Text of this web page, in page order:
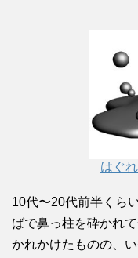
はぐ
10代〜20代前半くら
ばで鼻っ柱を砕かれ
かれかけたものの、